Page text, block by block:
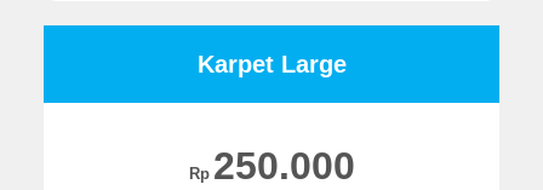
Karpet Large
Rp 250.000